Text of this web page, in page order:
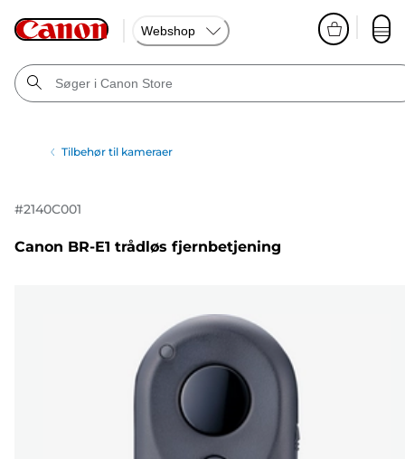
Webshop
Tilbehør til kameraer
#2140C001
Canon BR-E1 trådløs fjernbetjening